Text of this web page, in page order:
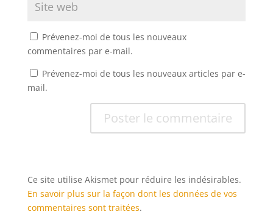
Prévenez-moi de tous les nouveaux
commentaires par e-mail.
Prévenez-moi de tous les nouveaux articles par e-
mail.
Ce site utilise Akismet pour réduire les indésirables.
En savoir plus sur la façon dont les données de vos
commentaires sont traitées.